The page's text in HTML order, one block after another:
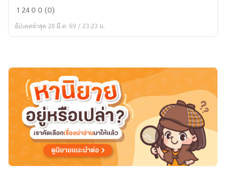
นาง
คน
ใจ
ลืม
รัก
เก่า
12400 (0)
อัปเดตล่าสุด 28 มี.ค. 69 / 23:23 น.